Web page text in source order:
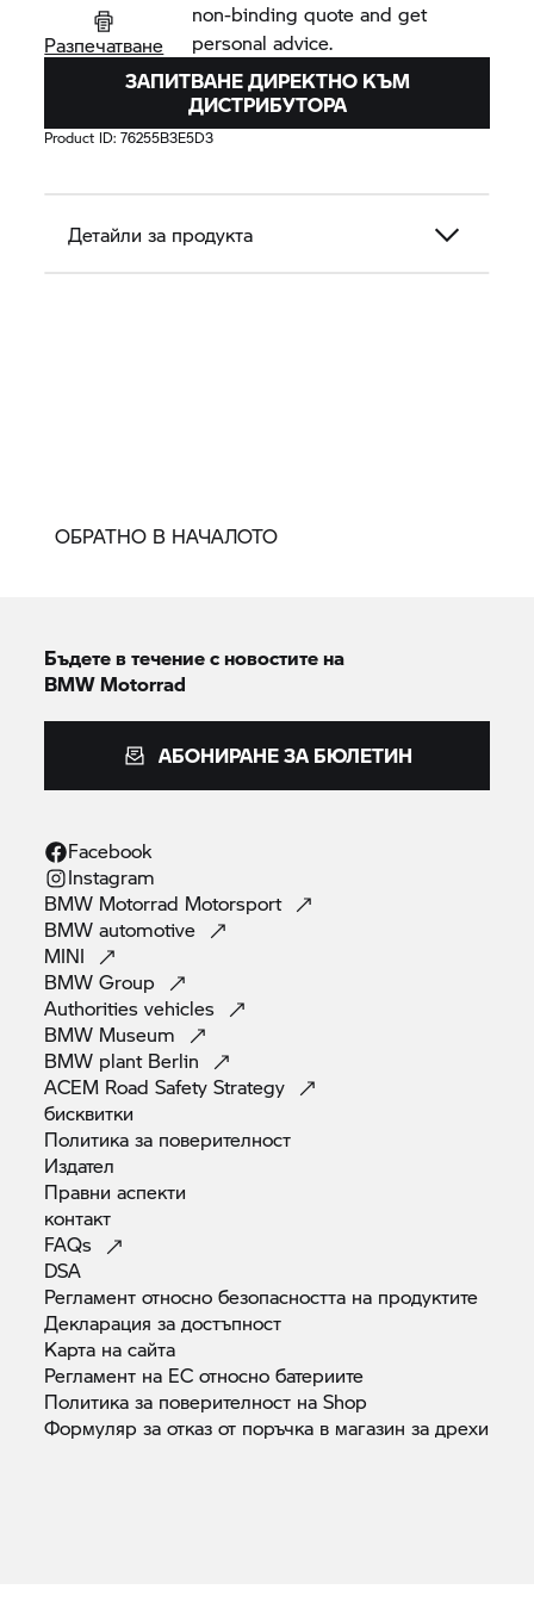
Разпечатване
non-binding quote and get
personal advice.
ЗАПИТВАНЕ ДИРЕКТНО КЪМ
ДИСТРИБУТОРА
Product ID:76255B3E5D3
Детайли за продукта
ОБРАТНО В НАЧАЛОТО
Бъдете в течение с новостите на
BMW Motorrad
АБОНИРАНЕ ЗА БЮЛЕТИН
Facebook
Instagram
BMW Motorrad Motorsport
BMWautomotive
MINI
BMWGroup
Authoritiesvehicles
BMW Museum
BMW plant Berlin
ACEM Road SafetyStrategy
бисквитки
Политика за поверителност
Издател
Правниаспекти
контакт
FAQs
DSA
Регламент относно безопасността на продуктите
Декларация задостъпност
Карта насайта
Регламент на ЕС относнобатериите
Политика за поверителност наShop
Формуляр за отказ от поръчка в магазин задрехи